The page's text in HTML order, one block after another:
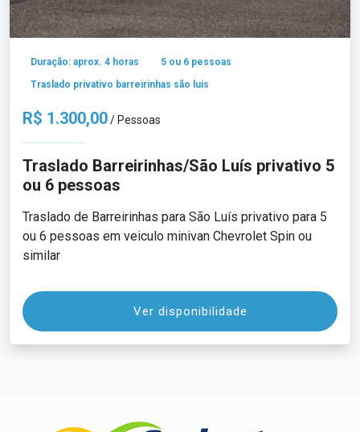
Duração: aprox. 4 horas
5 ou 6 pessoas
Traslado privativo barreirinhas são luis
R$ 1.300,00/ Pessoas
Traslado Barreirinhas/São Luís privativo 5
ou 6 pessoas
Traslado de Barreirinhas para São Luís privativo para 5
ou 6 pessoas em veiculo minivan Chevrolet Spin ou
similar
Ver disponibilidade